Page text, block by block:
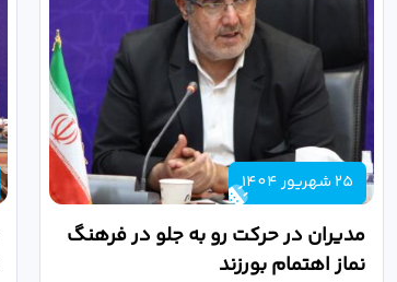
25 شهریور 1404
مدیران در حرکت رو به جلو در فرهنگ
نماز اهتمام بورزند